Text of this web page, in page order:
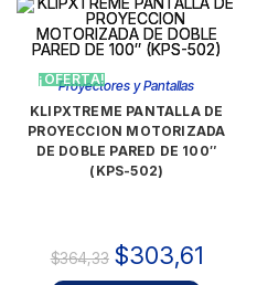
¡OFERTA!
Proyectores y Pantallas
KLIPXTREME PANTALLA DE
PROYECCION MOTORIZADA
DE DOBLE PARED DE 100″
(KPS-502)
$364,33 $303,61